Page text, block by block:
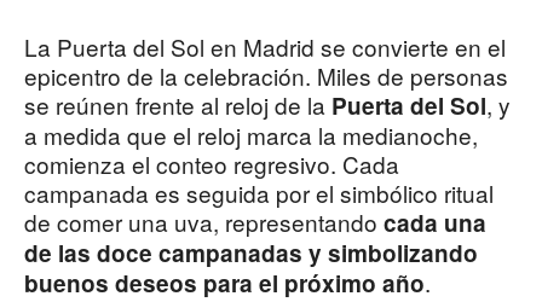
La Puerta del Sol en Madrid se convierte en el
epicentro de la celebración. Miles de personas
se reúnen frente al reloj de la Puerta del Sol, y
a medida que el reloj marca la medianoche,
comienza el conteo regresivo. Cada
campanada es seguida por el simbólico ritual
de comer una uva, representando cada una
de las doce campanadas y simbolizando
buenos deseos para el próximo año.